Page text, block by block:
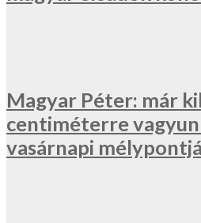
Magyar Péter: már
centiméterre
vasárnapi